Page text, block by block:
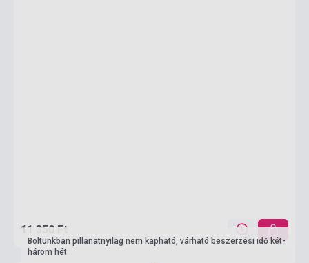
11 350 Ft
Boltunkban pillanatnyilag nem kapható, várható beszerzési idő két-
három hét